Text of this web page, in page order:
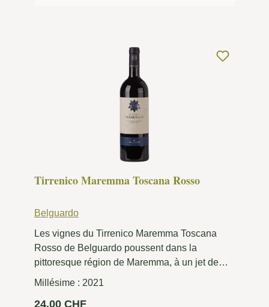
Tirrenico Maremma Toscana Rosso
Belguardo
Les vignes du Tirrenico Maremma Toscana
Rosso de Belguardo poussent dans la
pittoresque région de Maremma, à un jet de
pierre de la mer Tyrrhénienne - d'où son nom
Millésime : 2021
Prix régulier :
24.00 CHF